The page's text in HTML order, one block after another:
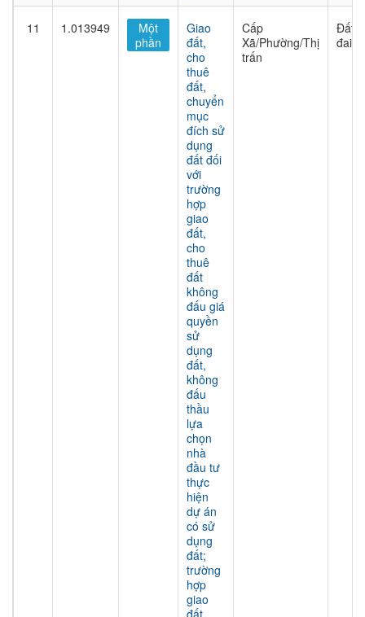
11 1.013949
Một
phần
Giao
đất,
cho
thuê
đất,
chuyển
mục
đích sử
dụng
đất đối
với
trường
hợp
giao
đất,
cho
thuê
đất
không
đấu giá
quyền
sử
dụng
đất,
không
đấu
thầu
lựa
chọn
nhà
đầu tư
thực
hiện
dự án
có sử
dụng
đất;
trường
hợp
giao
đất,
Cấp
Xã/Phường/Thị
trấn
Đất
đai